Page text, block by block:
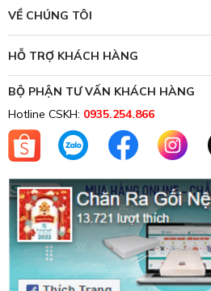
Khi mua ra giường tại Sương
vấn một cách chi tiết nhất về
cấu tạo, thành phần, màu sắc
chế của nó để có được cái nhìn
mua được một món hàng phù hợp.
Đặc biệt, đây là cửa hàng
yêu cầu của khách hàng với máy
kinh nghiệm, sẵn sàng đáp ứng
các dòng chăn mền đại trà đến
Sương Tuyết cam kết với
Không bán chăn ga gối đệm
hàng nhái.
VỀ CHÚNG TÔI
HỖ TRỢ KHÁCH HÀNG
BỘ PHẬN TƯ VẤN KHÁCH HÀNG
Hotline CSKH: 0935.254.866